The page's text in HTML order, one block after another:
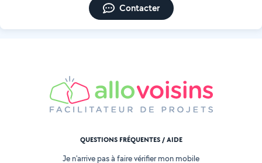
Contacter
QUESTIONS FRÉQUENTES / AIDE
Je n'arrive pas à faire vérifier mon mobile